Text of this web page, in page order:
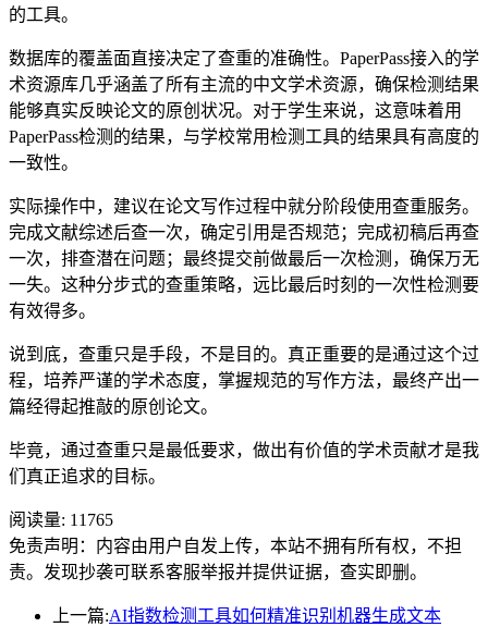
的工具。
数据库的覆盖面直接决定了查重的准确性。PaperPass接入的学
术资源库几乎涵盖了所有主流的中文学术资源，确保检测结果
能够真实反映论文的原创状况。对于学生来说，这意味着用
PaperPass检测的结果，与学校常用检测工具的结果具有高度的
一致性。
实际操作中，建议在论文写作过程中就分阶段使用查重服务。
完成文献综述后查一次，确定引用是否规范；完成初稿后再查
一次，排查潜在问题；最终提交前做最后一次检测，确保万无
一失。这种分步式的查重策略，远比最后时刻的一次性检测要
有效得多。
说到底，查重只是手段，不是目的。真正重要的是通过这个过
程，培养严谨的学术态度，掌握规范的写作方法，最终产出一
篇经得起推敲的原创论文。
毕竟，通过查重只是最低要求，做出有价值的学术贡献才是我
们真正追求的目标。
阅读量: 11765
免责声明：内容由用户自发上传，本站不拥有所有权，不担
责。发现抄袭可联系客服举报并提供证据，查实即删。
上一篇:AI指数检测工具如何精准识别机器生成文本